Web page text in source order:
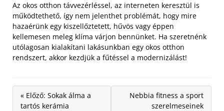
Az okos otthon távvezérléssel, az interneten keresztül is
működtethető, így nem jelenthet problémát, hogy mire
hazaérünk egy kiszellőztetett, hűvös vagy éppen
kellemesen meleg klíma várjon bennünket. Ha szeretnénk
utólagosan kialakítani lakásunkban egy okos otthon
rendszert, akkor kezdjük a fűtéssel a modernizálást!
« Előző: Sokak álma a
tartós kerámia
Nebbia fitness a sport
szerelmeseinek